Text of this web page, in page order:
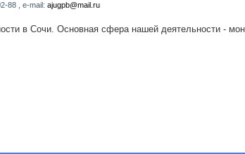
88 , e-mail:ajugpb@mail.ru
в Сочи. Основная сфера нашей деятельности -